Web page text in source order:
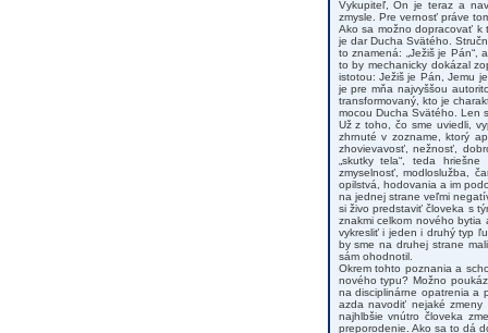
Vykupiteľ, On je teraz a
zmysle. Pre vernosť práve
Ako sa možno dopracovať k
je dar Ducha Svätého.
to znamená: „Ježiš je Pán“,
to by mechanicky dokázal
istotou: Ježiš je Pán, Jemu
je pre mňa najvyššou
transformovaný, kto je
mocou Ducha Svätého. Len
Už z toho, čo sme uviedli,
zhrnuté v zozname, ktorý
zhovievavosť, nežnosť,
„skutky tela“, teda
zmyselnosť, modloslužba,
opilstvá, hodovania a im
na jednej strane veľmi
si živo predstaviť človeka s
znakmi celkom nového
vykresliť i jeden i druhý typ
by sme na druhej strane
sám ohodnotil.
Okrem tohto poznania a
nového typu? Možno
na disciplinárne opatrenia a
azda navodiť nejaké
najhlbšie vnútro človeka
preporodenie. Ako sa to dá